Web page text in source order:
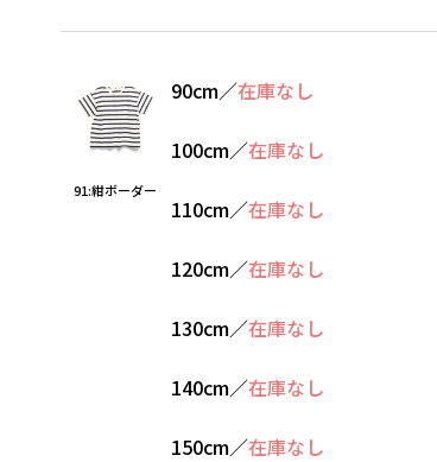
91:紺ボーダー
90cm／在庫なし
100cm／在庫なし
110cm／在庫なし
120cm／在庫なし
130cm／在庫なし
140cm／在庫なし
150cm／在庫なし